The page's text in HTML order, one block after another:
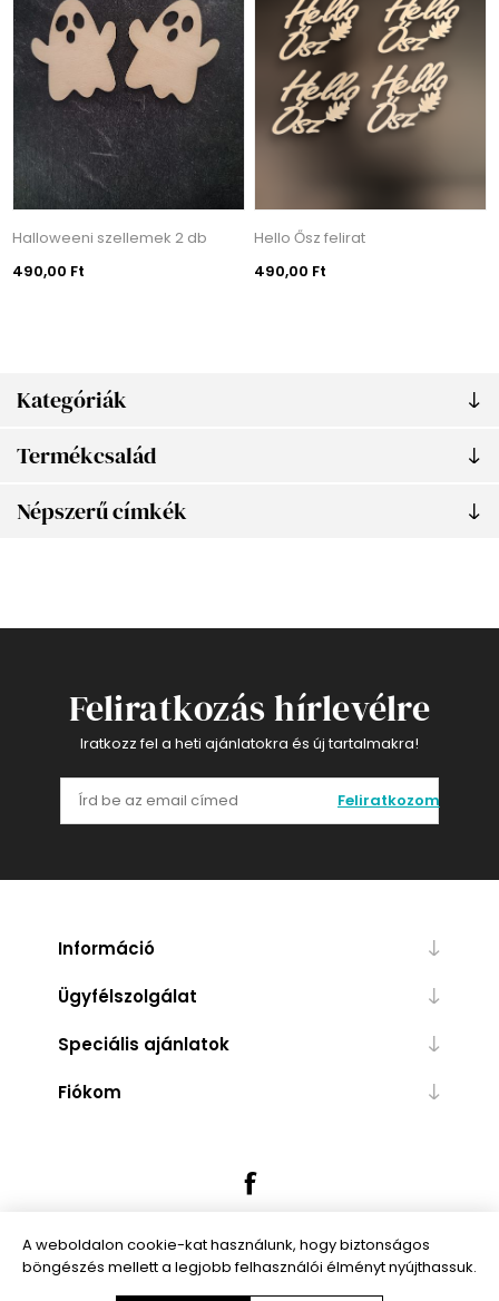
Kategóriák
Termékcsalád
Népszerű címkék
Halloweeni szellemek 2 db
490,00 Ft
Hello Ősz felirat
490,00 Ft
Feliratkozás hírlevélre
Iratkozz fel a heti ajánlatokra és új tartalmakra!
Feliratkozom
Információ
Ügyfélszolgálat
Speciális ajánlatok
Fiókom
Powered bynopCommerce
A weboldalon cookie-kat használunk, hogy biztonságos
böngészés mellett a legjobb felhasználói élményt nyújthassuk.